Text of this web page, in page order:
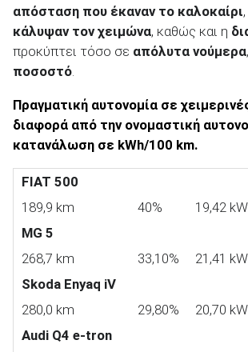
απόσταση που έκαναν το καλοκαίρι
κάλυψαν τον χειμώνα, καθώς και η
προκύπτει τόσο σε απόλυτα νούμερα
ποσοστό
Πραγματική αυτονομία σε
διαφορά από την ονομαστική
κατανάλωση σε kWh/100 km.
FIAT 500
189,9 km
40%
19,42
MG 5
268,7 km
33,10%
21,41
Skoda Enyaq iV
280,0 km
29,80%
20,70
Audi Q4 e-tron